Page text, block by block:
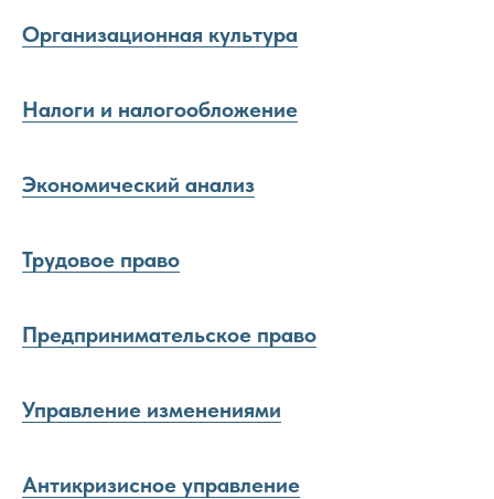
Организационная культура
Налоги и налогообложение
Экономический анализ
Трудовое право
Предпринимательское право
Управление изменениями
Антикризисное управление